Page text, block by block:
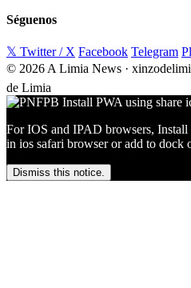
Séguenos
𝕏 Twitter / X Facebook Telegram
© 2026 A Limia News ·
de Limia
For IOS and IPAD browsers, Install
in ios safari browser or add to dock
Dismiss this notice.